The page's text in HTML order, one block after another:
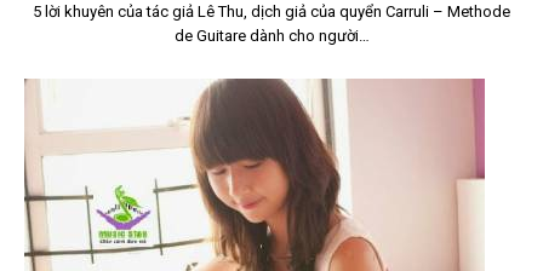
5 lời khuyên của tác giả Lê Thu, dịch giả của quyển Carruli – Methode
de Guitare dành cho người…